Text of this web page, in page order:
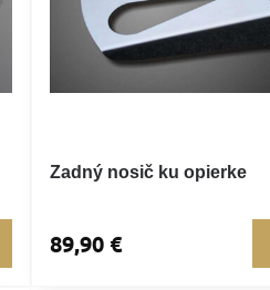
Zadný nosič ku opierke
89,90 €